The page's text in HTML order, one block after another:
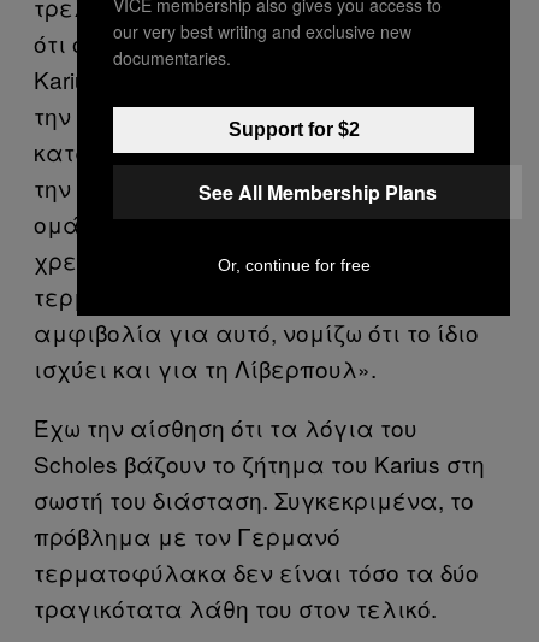
τρελοί για νέο τερματοφύλακα. Ξέρω
ότι ο Klopp έχει δείξει εμπιστοσύνη στον
Karius, αλλά δεν νομίζω ότι αυτός έχει
την ποιότητα που χρειάζεται για την
κατάκτηση του Champions League ή για
την κατάκτηση της Premier League. Στις
ομάδες μας πάντα ξέραμε ότι
χρειαζόμαστε έναν κορυφαίο
τερματοφύλακα, δεν υπάρχει
αμφιβολία για αυτό, νομίζω ότι το ίδιο
ισχύει και για τη Λίβερπουλ».
Έχω την αίσθηση ότι τα λόγια του
Scholes βάζουν το ζήτημα του Karius στη
σωστή του διάσταση. Συγκεκριμένα, το
πρόβλημα με τον Γερμανό
τερματοφύλακα δεν είναι τόσο τα δύο
τραγικότατα λάθη του στον τελικό.
our very best writing and exclusive new
documentaries.
Support for $2
See All Membership Plans
Or, continue for free